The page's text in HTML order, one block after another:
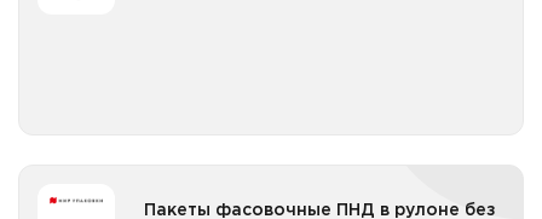
Пакеты фасовочные ПНД в рулоне без
Пакеты фасовочные ПНД в рулоне без втулки